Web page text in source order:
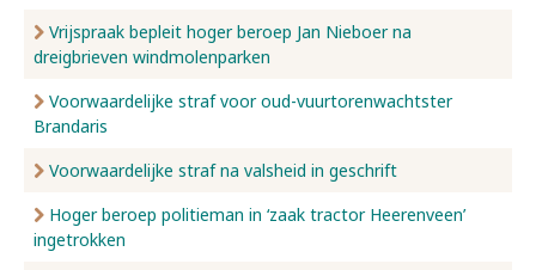
Vrijspraak bepleit hoger beroep Jan Nieboer na
dreigbrieven windmolenparken
Voorwaardelijke straf voor oud-vuurtorenwachtster
Brandaris
Voorwaardelijke straf na valsheid in geschrift
Hoger beroep politieman in ‘zaak tractor Heerenveen’
ingetrokken